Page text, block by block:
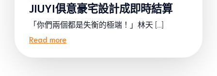
JIUYI俱意豪宅設計成即時結算
「你們兩個都是失衡的極端！」林天 […]
Read more